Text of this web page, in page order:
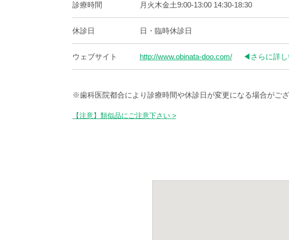
診療時間 月火木金土9:00-13:00 14:30-18:30
休診日 日・臨時休診日
ウェブサイト http://www.obinata-doo.com/ ◀︎さらに詳し
※歯科医院都合により診療時間や休診日が変更になる場合がご
【注意】類似品にご注意下さい >